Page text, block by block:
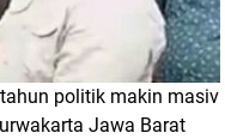
politik makin masiv
Jawa Barat